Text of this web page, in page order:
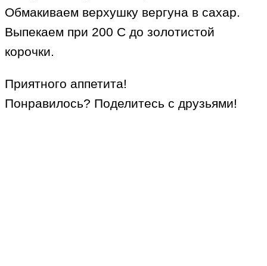
Обмакиваем верхушку вергуна в сахар.
Выпекаем при 200 С до золотистой
корочки.
Приятного аппетита!
Понравилось? Поделитесь с друзьями!